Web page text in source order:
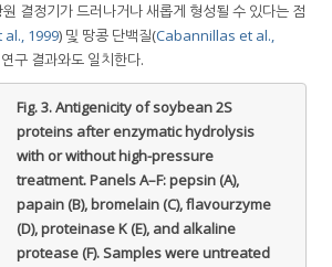
결정기가 드러나거나 새롭게 형성될 수 있다는 점
1999) 및 땅콩 단백질(Cabannillas et al.,
구 결과와도 일치한다.
Fig. 3.Antigenicity of soybean 2S
proteins after enzymatic hydrolysis
with or without high-pressure
treatment. Panels A–F: pepsin (A),
papain (B), bromelain (C), flavourzyme
(D), proteinase K (E), and alkaline
protease (F). Samples were untreated